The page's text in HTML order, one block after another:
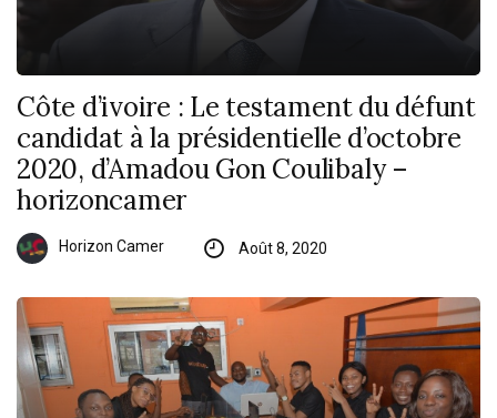
Côte d’ivoire : Le testament du défunt
candidat à la présidentielle d’octobre
2020, d’Amadou Gon Coulibaly –
horizoncamer
Horizon Camer Août 8, 2020